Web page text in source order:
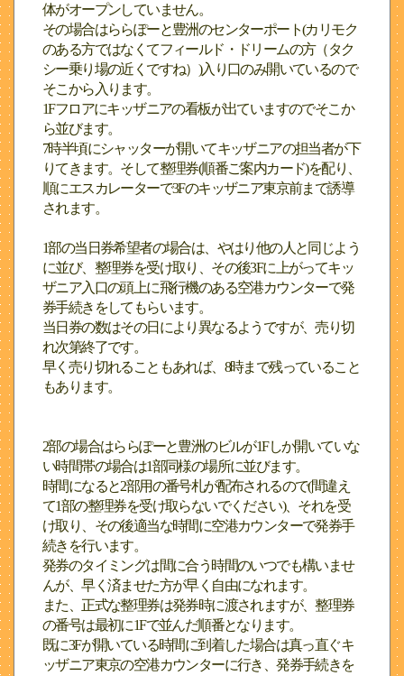
体がオープンしていません。
その場合はららぽーと豊洲のセンターポート(カリモク
のある方ではなくてフィールド・ドリームの方（タク
シー乗り場の近くですね）)入り口のみ開いているので
そこから入ります。
1Fフロアにキッザニアの看板が出ていますのでそこか
ら並びます。
7時半頃にシャッターが開いてキッザニアの担当者が下
りてきます。そして整理券(順番ご案内カード)を配り、
順にエスカレーターで3Fのキッザニア東京前まで誘導
されます。
1部の当日券希望者の場合は、やはり他の人と同じよう
に並び、整理券を受け取り、その後3Fに上がってキッ
ザニア入口の頭上に飛行機のある空港カウンターで発
券手続きをしてもらいます。
当日券の数はその日により異なるようですが、売り切
れ次第終了です。
早く売り切れることもあれば、8時まで残っていること
もあります。
2部の場合はららぽーと豊洲のビルが1Fしか開いていな
い時間帯の場合は1部同様の場所に並びます。
時間になると2部用の番号札が配布されるので(間違え
て1部の整理券を受け取らないでください)、それを受
け取り、その後適当な時間に空港カウンターで発券手
続きを行います。
発券のタイミングは間に合う時間のいつでも構いませ
んが、早く済ませた方が早く自由になれます。
また、正式な整理券は発券時に渡されますが、整理券
の番号は最初に1Fで並んだ順番となります。
既に3Fが開いている時間に到着した場合は真っ直ぐキ
ッザニア東京の空港カウンターに行き、発券手続きを